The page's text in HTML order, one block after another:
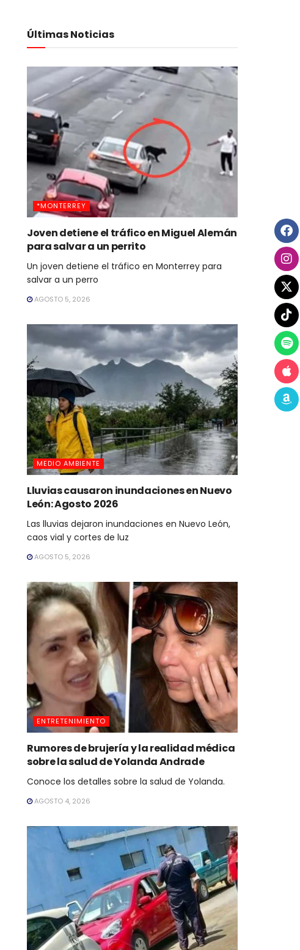
Últimas Noticias
*MONTERREY
Joven detiene el tráfico en Miguel Alemán
para salvar a un perrito
Un joven detiene el tráfico en Monterrey para
salvar a un perro
AGOSTO 5, 2026
MEDIO AMBIENTE
Lluvias causaron inundaciones en Nuevo
León: Agosto 2026
Las lluvias dejaron inundaciones en Nuevo León,
caos vial y cortes de luz
AGOSTO 5, 2026
ENTRETENIMIENTO
Rumores de brujería y la realidad médica
sobre la salud de Yolanda Andrade
Conoce los detalles sobre la salud de Yolanda.
AGOSTO 4, 2026